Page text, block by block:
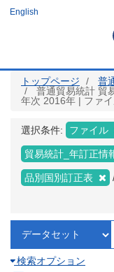
ツ
English
トップページ
普
普通貿易統計 貿
年次 2016年 | ファ
選択条件: ファイル
貿易統計_年訂正情
品別国別訂正表
検索オプション